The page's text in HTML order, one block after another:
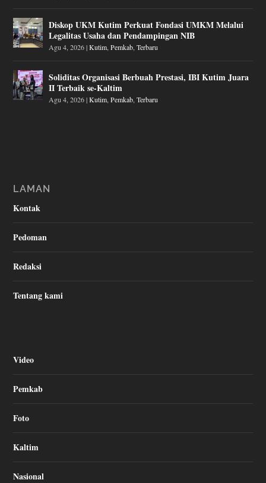
Diskop UKM Kutim Perkuat Fondasi UMKM Melalui
Legalitas Usaha dan Pendampingan NIB
Agu 4, 2026|Kutim ,Pemkab ,Terbaru
Soliditas Organisasi Berbuah Prestasi, IBI Kutim Juara
II Terbaik se-Kaltim
Agu 4, 2026|Kutim ,Pemkab ,Terbaru
LAMAN
Kontak
Pedoman
Redaksi
Tentang kami
Video
Pemkab
Foto
Kaltim
Nasional